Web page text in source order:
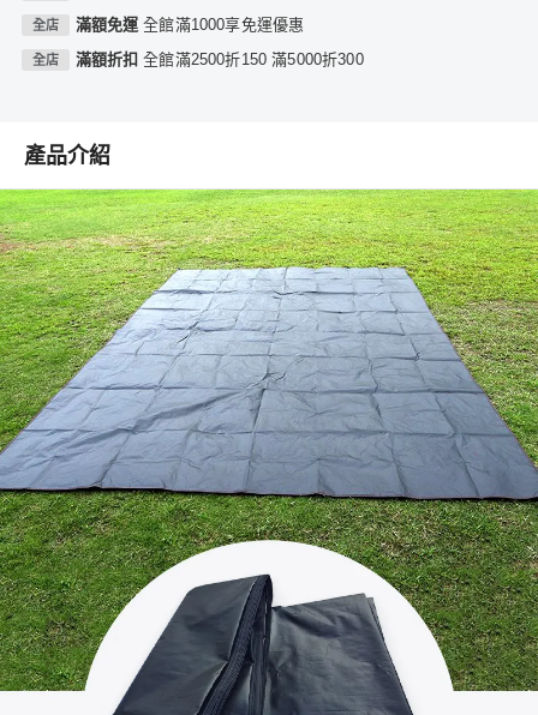
全店 滿額免運全館滿1000享免運優惠
全店 滿額折扣全館滿2500折150 滿5000折300
產品介紹